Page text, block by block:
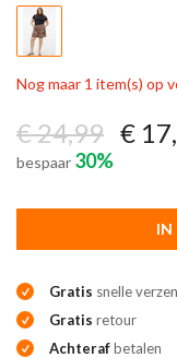
Nog maar 1 item(s) op
€ 24,99 €
bespaar 30%
IN
Gratis snelle
Gratis retour
Achterafbetalen